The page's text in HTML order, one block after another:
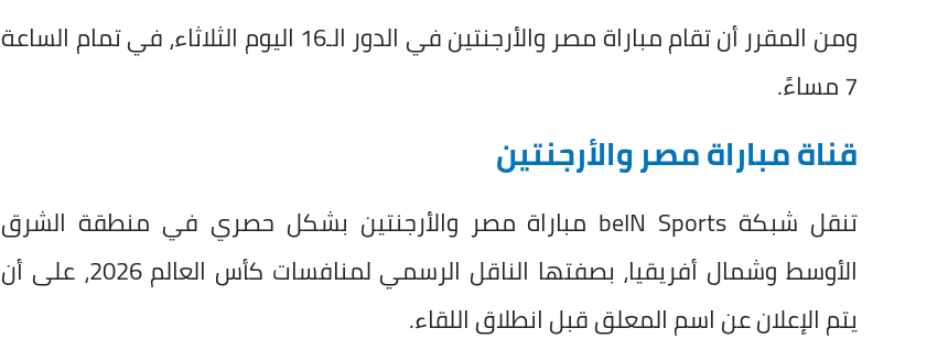
ومن المقرر أن تقام مباراة مصر والأرجنتين في الدور الـ16 اليوم الثلاثاء، في تمام الساعة
7 مساءً.
قناة مباراة مصر والأرجنتين
تنقل شبكة beIN Sports مباراة مصر والأرجنتين بشكل حصري في منطقة الشرق
الأوسط وشمال أفريقيا، بصفتها الناقل الرسمي لمنافسات كأس العالم 2026، على أن
يتم الإعلان عن اسم المعلق قبل انطلاق اللقاء.